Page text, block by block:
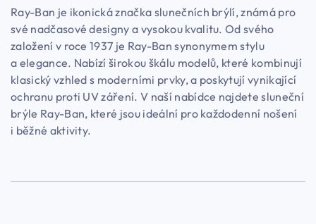
Ray-Ban je ikonická značka slunečních brýlí, známá pro
své nadčasové designy a vysokou kvalitu. Od svého
založení v roce 1937 je Ray-Ban synonymem stylu
a elegance. Nabízí širokou škálu modelů, které kombinují
klasický vzhled s moderními prvky, a poskytují vynikající
ochranu proti UV záření. V naší nabídce najdete sluneční
brýle Ray-Ban, které jsou ideální pro každodenní nošení
i běžné aktivity.